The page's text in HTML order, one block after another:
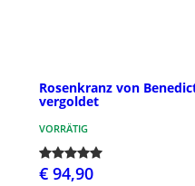
Rosenkranz von
vergoldet
VORRÄTIG
€ 94,90